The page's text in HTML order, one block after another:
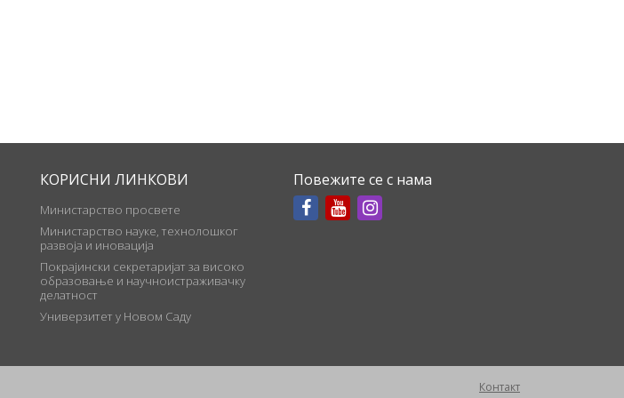
КОРИСНИ ЛИНКОВИ
Министарство просвете
Министарство науке, технолошког
развоја и иновација
Покрајински секретаријат за високо
образовање и научноистраживачку
делатност
Универзитет у Новом Саду
Повежите се с нама
Контакт